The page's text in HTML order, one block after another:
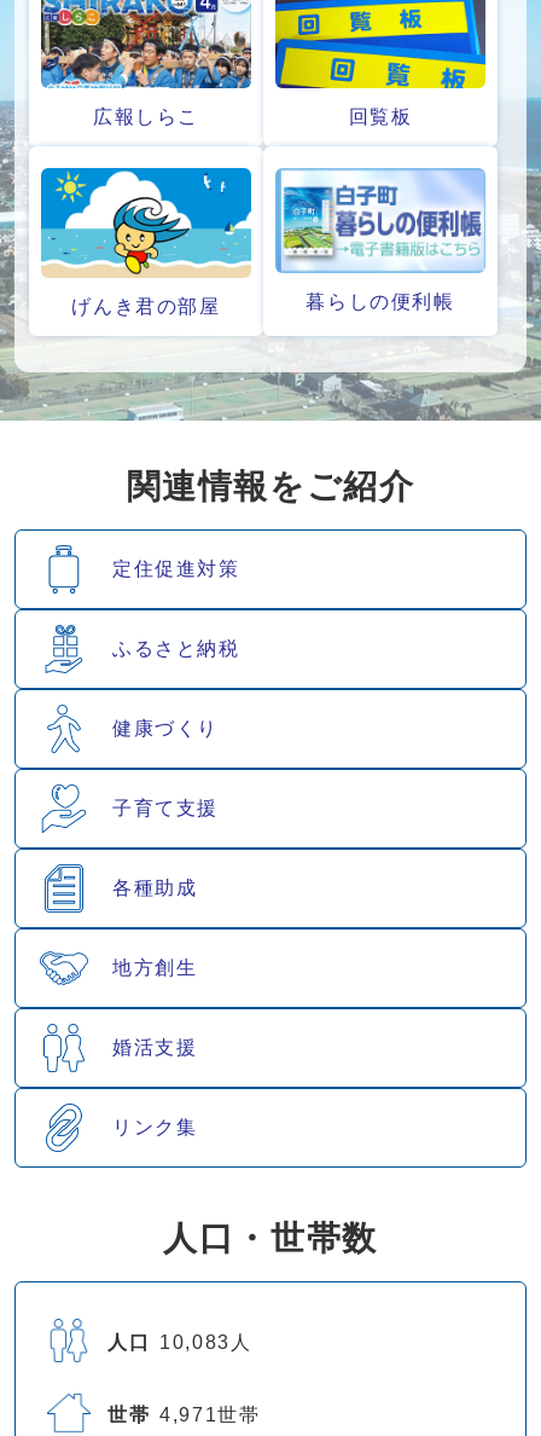
広報しらこ 回覧板
げんき君の部屋 暮らしの便利帳
関連情報をご紹介
定住促進対策
ふるさと納税
健康づくり
子育て支援
各種助成
地方創生
婚活支援
リンク集
人口・世帯数
人口 10,083人
世帯 4,971世帯